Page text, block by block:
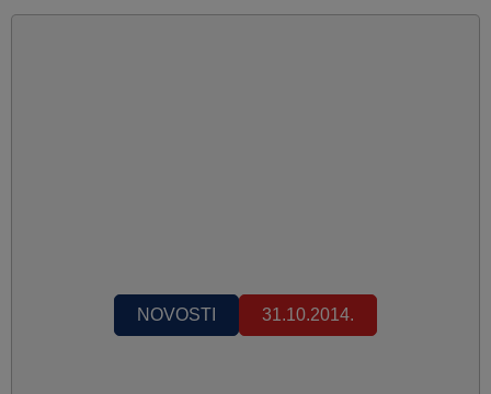
NOVOSTI 31.10.2014.